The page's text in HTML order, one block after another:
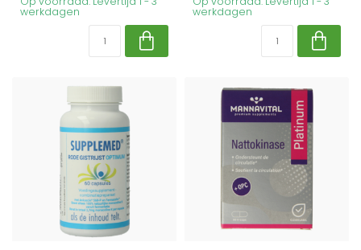
werkdagen werkdagen